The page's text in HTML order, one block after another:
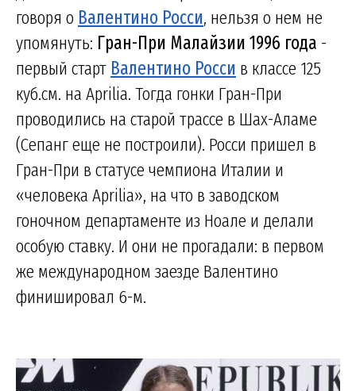
говоря о Валентино Росси, нельзя о нем не
упомянуть: Гран-При Малайзии 1996 года -
первый старт Валентино Росси в классе 125
куб.см. на Aprilia. Тогда гонки Гран-При
проводились на старой трассе в Шах-Аламе
(Сепанг еще не построили). Росси пришел в
Гран-При в статусе чемпиона Италии и
«человека Aprilia», на что в заводском
гоночном департаменте из Ноале и делали
особую ставку. И они не прогадали: в первом
же международном заезде Валентино
финишировал 6-м.